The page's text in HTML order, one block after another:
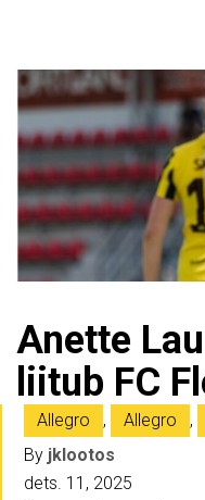
Anette
liitub FC
Allegro , Allegro ,
By jklootos
dets. 11, 2025